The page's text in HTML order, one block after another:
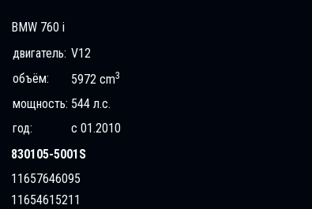
BMW 760 i
двигатель: V12
объём:
5972 cm3
мощность: 544 л.с.
год:
с 01.2010
830105-5001S
11657646095
11654615211